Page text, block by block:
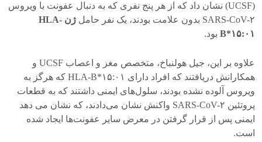
(UCSF) نشان داد که از هر پنج نفری که به دنبال عفونت با ویروس
SARS-CoV-۲ بدون علامت بودند، یک نفر حامل
ژن HLA-
B*۱۵:۰۱ بود.
علاوه بر این، جیل هولنباخ، متخصص مغز و اعصاب UCSF و
همکارانش دریافتند که افراد دارای HLA-B*۱۵:۰۱ که هرگز به
ویروس آلوده نشده بودند، سلول‌های ایمنی داشتند که به قطعات
پروتئین SARS-CoV-۲ واکنش نشان می‌دادند، که نشان می دهد
ایمنی پس از قرار گرفتن در معرض سایر عفونت‌ها ایجاد شده
است.